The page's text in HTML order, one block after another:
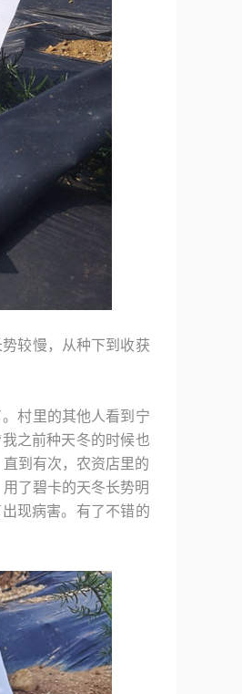
较慢，从种下到收获
村里的其他人看到宁
之前种天冬的时候也
到有次，农资店里的
了碧卡的天冬长势明
现病害。有了不错的